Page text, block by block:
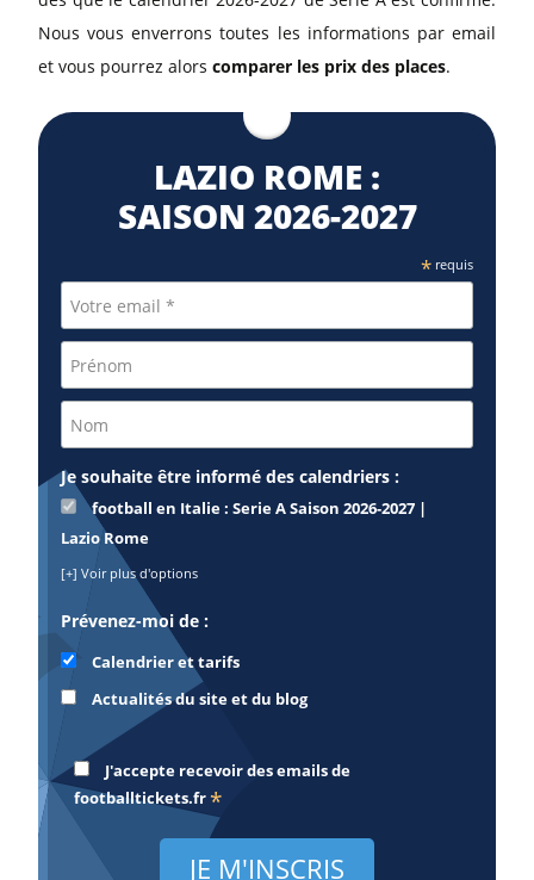
Nous vous enverrons toutes les informations par email
et vous pourrez alorscomparer les prix des places.
LAZIO ROME :
SAISON 2026⁠-2027
*requis
Je souhaite être informé des calendriers :
football en Italie : Serie A Saison 2026-2027 |
Lazio Rome
[+] Voir plus d'options
Prévenez-moi de :
Calendrier et tarifs
Actualités du site et du blog
J'accepte recevoir des emails de
footballtickets.fr *